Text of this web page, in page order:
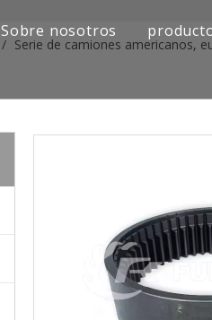
Sobre nosotros
Serie
/ Serie de camiones americanos,